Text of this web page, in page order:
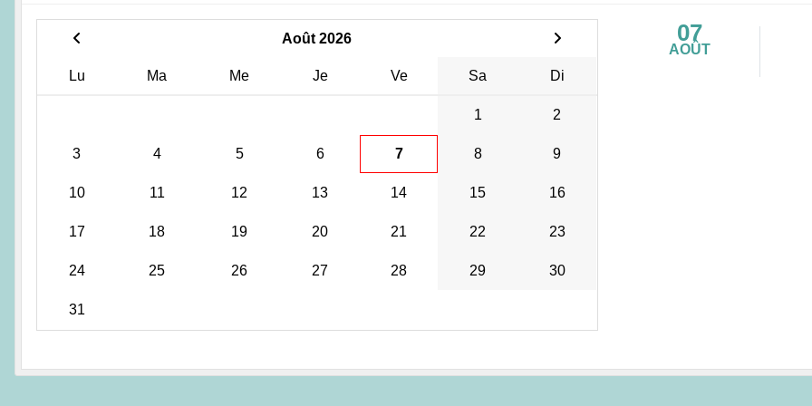
Août 2026
Lu Ma Me Je Ve Sa Di
1 2
3 4 5 6 7 8 9
10 11 12 13 14 15 16
17 18 19 20 21 22 23
24 25 26 27 28 29 30
31
07
AOÛT